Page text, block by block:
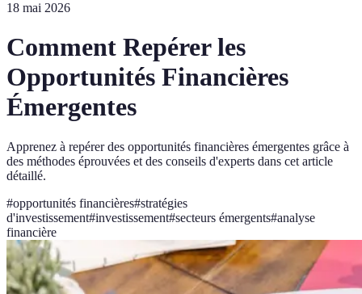
18 mai 2026
Comment Repérer les
Opportunités Financières
Émergentes
Apprenez à repérer des opportunités financières émergentes grâce à
des méthodes éprouvées et des conseils d'experts dans cet article
détaillé.
#opportunités financières#stratégies
d'investissement#investissement#secteurs émergents#analyse
financière